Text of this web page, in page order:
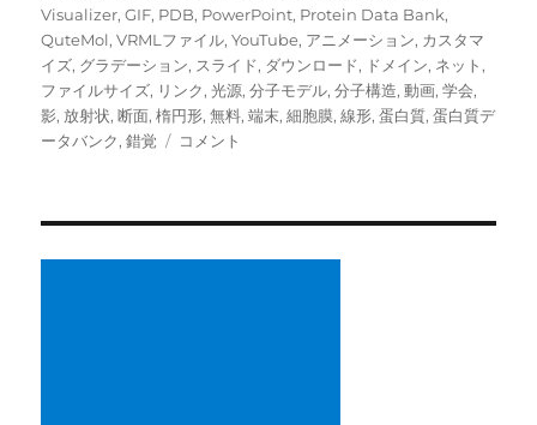
日:
ゴ
リ
ー
Visualizer,GIF, PDB, PowerPoint, Protein Data Bank,
QuteMol,VRMLファイル,YouTube, アニメーション, カスタマ
イズ, グラデーション, スライド, ダウンロード, ドメイン, ネット ,
ファイルサイズ, リンク,光源,分子モデル,分子構造,動画,学会,
影, 放射状,断面,楕円形,無料,端末,細胞膜,線形,蛋白質,蛋白質デ
ータバンク,錯覚
3D
デ
コメント